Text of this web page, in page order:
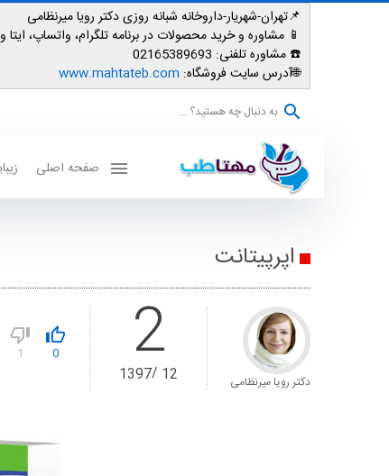
📌تهران-شهریار-داروخانه شبانه روزی دکتر رویا میرنظامی
📱 مشاوره و خرید محصولات در برنامه تلگرام، واتساپ، ایتا و روبیکا:
☎️ مشاوره تلفنی:
🌐آدرس سایت فروشگاه: www.mahtateb.com
به دنبال چه هستید؟ ...
صفحه اصلی
اپرپیتانت
دکتر رویا میرنظامی 212
1397
0
1